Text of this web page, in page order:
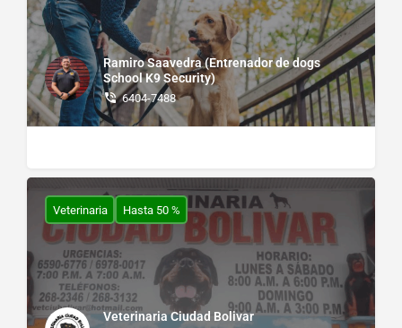
Ramiro Saavedra (Entrenador de dogs
School K9 Security)
6404-7488
Veterinaria Ciudad Bolivar
Veterinaria Hasta 50 %